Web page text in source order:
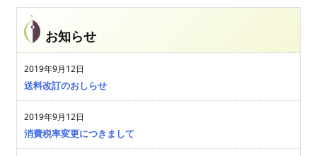
お知らせ
2019年9月12日
送料改訂のおしらせ
2019年9月12日
消費税率変更につきまして